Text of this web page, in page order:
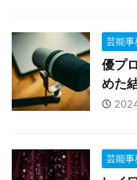
芸能事
優プ
めた
芸能事